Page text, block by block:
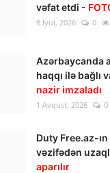
vəfat etdi -
8 İyul, 2026 0
Azərbaycanda
haqqı ilə bağlı
nazir imzaladı
1 Avqust, 2026 0
Duty Free.az-
vəzifədən
aparılır